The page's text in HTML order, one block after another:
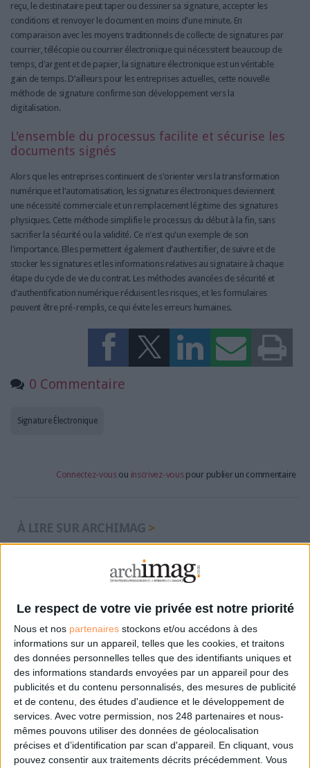
Le respect de votre vie privée est notre priorité
Nous et nos partenaires stockons et/ou accédons à des
informations sur un appareil, telles que les cookies, et traitons
des données personnelles telles que des identifiants uniques et
des informations standards envoyées par un appareil pour des
publicités et du contenu personnalisés, des mesures de publicité
et de contenu, des études d'audience et le développement de
services. Avec votre permission, nos 248 partenaires et nous-
mêmes pouvons utiliser des données de géolocalisation
précises et d’identification par scan d'appareil. En cliquant, vous
pouvez consentir aux traitements décrits précédemment. Vous
reçu, le destinataire peut taper ou dessiner sa signature, accepter les
conditions et renvoyer le document en moins d'une minute. En
comparaison avec les moyens traditionnels de collecte de signatures par
courrier, télécopie ou courrier électronique qui nécessitent beaucoup de
temps, d'argent et de papier, la signature électronique est un véritable
gain de temps. D’ailleurs pour les entreprises actuelles, cette nouvelle
méthode de signature confirme son développement vers la
digitalisation.
L'ensemble du processus facilite et sécurise les
documents signés
Alors que les entreprises continuent de s'orienter vers la transformation
numérique et l'automatisation, les signatures électroniques deviennent
une nécessité commerciale et un remplacement légitime des signatures
physiques. Cette méthode simplifie le processus du début à la fin, sans
sacrifier la sécurité ou la validité. Ce n'est qu'un exemple de son
l'importance. Elles permettent également d'authentifier, de suivre et de
stocker les signatures et les informations relatives au signataire à chaque
étape du cycle de vie du contrat. Les méthodes avancées de sécurité et
d'authentification numérique réduisent les risques, et les formulaires
peuvent être pré-remplis, ce qui évite les erreurs humaines.
0 Commentaire
Signature Électronique
Connectez-vous ou inscrivez-vous pour publier un commentaire
À LIRE SUR ARCHIMAG
Le Bénin bascule dans la dématérialisation tous
azimuts
Cybersécurité, ce que chaque PME doit savoir et
faire
API first : pourquoi l’interopérabilité doit devenir
le premier critère de choix d’une GED/ECM